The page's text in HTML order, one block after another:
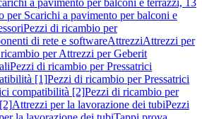
a pavimento per balconi e terrazzi, 13
per Scarichi a pavimento per balconi e
Pezzi di ricambio per
di rete e softwareAttrezziAttrezzi per
per Attrezzi per Geberit
Pezzi di ricambio per Pressatrici
[1]Pezzi di ricambio per Pressatrici
compatibilità [2]Pezzi di ricambio per
Attrezzi per la lavorazione dei tubiPezzi